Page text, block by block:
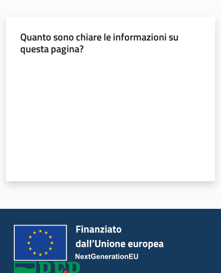
Piani Programmi
Progetti
Quanto sono chiare le informazioni su
questa pagina?